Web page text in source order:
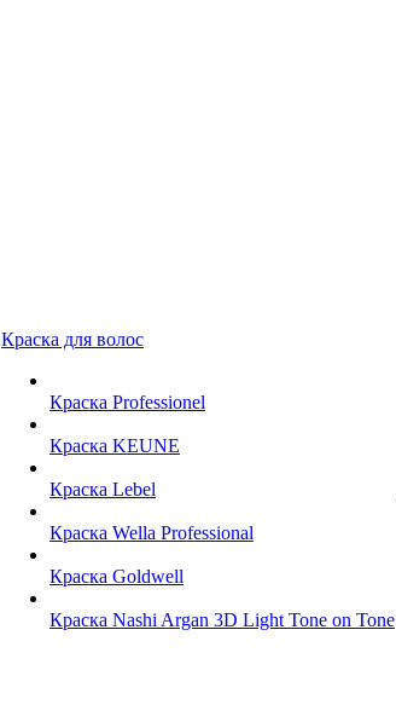
Краска для волос
Краска Professionel
Краска KEUNE
Краска Lebel
Краска Wella Professional
Краска Goldwell
Краска Nashi Argan 3D Light Tone on Tone